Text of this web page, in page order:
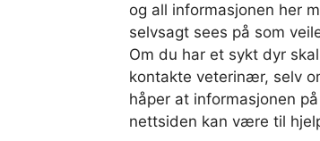
og all informasjonen her
selvsagt sees på som
Om du har et sykt dyr
kontakte veterinær, selv
håper at informasjonen på
nettsiden kan være til